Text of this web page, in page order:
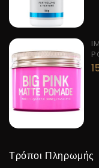
Τρόποι Πληρωμής